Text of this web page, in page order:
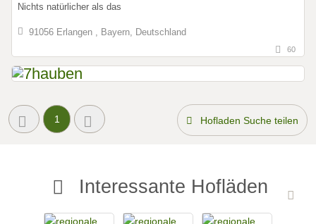
Nichts natürlicher als das
91056 Erlangen , Bayern, Deutschland
60
1 Hofladen Suche teilen
Interessante Hofläden